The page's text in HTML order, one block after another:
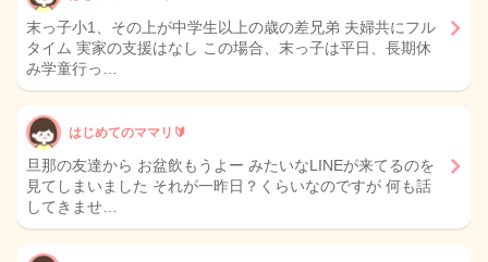
末っ子小1、その上が中学生以上の歳の差兄弟 夫婦共にフル
タイム 実家の支援はなし この場合、末っ子は平日、長期休
み学童行っ…
はじめてのママリ🔰
旦那の友達から お盆飲もうよー みたいなLINEが来てるのを
見てしまいました それが一昨日？くらいなのですが 何も話
してきませ…